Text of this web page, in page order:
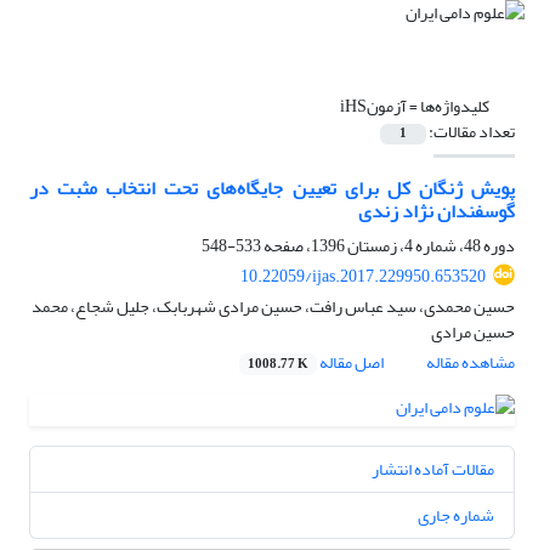
کلیدواژه‌ها =آزمونiHS
تعداد مقالات: 1
پویش ژنگان کل برای تعیین جایگاه‌های تحت انتخاب مثبت در
گوسفندان نژاد زندی
دوره 48، شماره 4، زمستان 1396، صفحه
533-548
10.22059/ijas.2017.229950.653520
حسین محمدی، سید عباس رافت، حسین مرادی شهربابک، جلیل شجاع، محمد
حسین مرادی
مشاهده مقاله
اصل مقاله 1008.77 K
مقالات آماده انتشار
شماره جاری